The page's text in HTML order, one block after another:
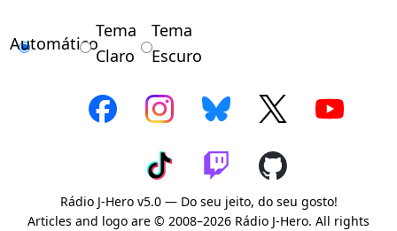
Automático
Tema
Claro
Tema
Escuro
Rádio J-Hero v5.0 — Do seu jeito, do seu gosto!
Articles and logo are © 2008–2026 Rádio J-Hero. All rights